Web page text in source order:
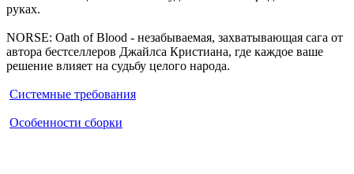
руках.
NORSE: Oath of Blood - незабываемая, захватывающая сага от
автора бестселлеров Джайлса Кристиана, где каждое ваше
решение влияет на судьбу целого народа.
Системные требования
Особенности сборки